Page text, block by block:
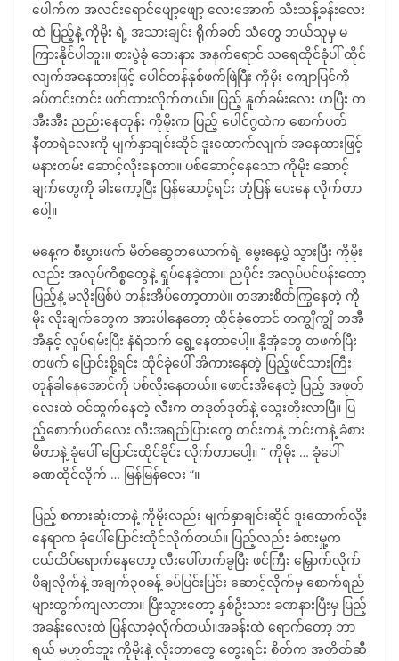
ပေါက်က အလင်းရောင်ဖျော့ဖျော့ လေးအောက် သီးသန့်ခန်းလေး
ထဲ ပြည့်နဲ့ ကိုမိုး ရဲ့ အသားချင်း ရိုက်ခတ် သံတွေ ဘယ်သူမှ မ
ကြားနိုင်ပါဘူး။ စားပွဲခုံ ဘေးနား အနက်ရောင် သရေထိုင်ခုံပါ် ထိုင်
လျက်အနေထားဖြင့် ပေါင်တန်နှစ်ဖက်ဖြဲပြီး ကိုမိုး ကျောပြင်ကို
ခပ်တင်းတင်း ဖက်ထားလိုက်တယ်။ ပြည့် နူတ်ခမ်းလေး ဟပြီး တ
အီးအီး ညည်းနေတုန်း ကိုမိုးက ပြည့် ပေါင်ဂွထဲက စောက်ပတ်
နီတာရဲလေးကို မျက်နှာချင်းဆိုင် ဒူးထောက်လျက် အနေထားဖြင့်
မနားတမ်း ဆောင့်လိုးနေတာ။ ပစ်ဆောင့်နေသော ကိုမိုး ဆောင့်
ချက်တွေကို ခါးကော့ပြီး ပြန်ဆောင့်ရင်း တုံပြန် ပေးနေ လိုက်တာ
ပေါ့။
မနေ့က စီးပွားဖက် မိတ်ဆွေတယောက်ရဲ့ မွေးနေ့ပွဲ သွားပြီး ကိုမိုး
လည်း အလုပ်ကိစ္စတွေနဲ့ ရှုပ်နေခဲ့တာ။ ညပိုင်း အလုပ်ပင်ပန်းတော့
ပြည့်နဲ့ မလိုးဖြစ်ပဲ တန်းအိပ်တော့တာပဲ။ တအားစိတ်ကြွနေတဲ့ ကို
မိုး လိုးချက်တွေက အားပါနေတော့ ထိုင်ခုံတောင် တကျွိကျွိ တအီ
အီနှင့် လှုပ်ရမ်းပြီး နံရံဘက် ရွေ့နေတာပေါ့။ နို့အုံတွေ တဖက်ပြီး
တဖက် ပြောင်းစို့ရင်း ထိုင်ခုံပေါ် အိကားနေတဲ့ ပြည့်ဖင်သားကြီး
တုန်ခါနေအောင်ကို ပစ်လိုးနေတယ်။ ဖောင်းအိနေတဲ့ ပြည့် အဖုတ်
လေးထဲ ဝင်ထွက်နေတဲ့ လီးက တဒုတ်ဒုတ်နဲ့ သွေးတိုးလာပြီ။ ပြ
ည့်စောက်ပတ်လေး လီးအရည်ပြားတွေ တင်းကနဲ့ တင်းကနဲ့ ခံစား
မိတာနဲ့ ခုံပေါ် ပြောင်းထိုင်ခိုင်း လိုက်တာပေါ့။ ” ကိုမိုး … ခုံပေါ်
ခဏထိုင်လိုက် … မြန်မြန်လေး “။
ပြည့် စကားဆုံးတာနဲ့ ကိုမိုးလည်း မျက်နှာချင်းဆိုင် ဒူးထောက်လိုး
နေရာက ခုံပေါ်ပြောင်းထိုင်လိုက်တယ်။ ပြည့်လည်း ခံစားမှု့က
ငယ်ထိပ်ရောက်နေတော့ လီးပေါ်တက်ခွပြီး ဖင်ကြီး မြှောက်လိုက်
ဖိချလိုက်နဲ့ အချက်၃၀ခန့် ခပ်ပြင်းပြင်း ဆောင့်လိုက်မှ စောက်ရည်
များထွက်ကျလာတာ။ ပြီးသွားတော့ နှစ်ဦးသား ခဏနားပြီးမှ ပြည့်
အခန်းလေးထဲ ပြန်လာခဲ့လိုက်တယ်။အခန်းထဲ ရောက်တော့ ဘာ
ရယ် မဟုတ်ဘူး ကိုမိုးနဲ့ လိုးတာတွေ တွေးရင်း စိတ်က အတိတ်ဆီ